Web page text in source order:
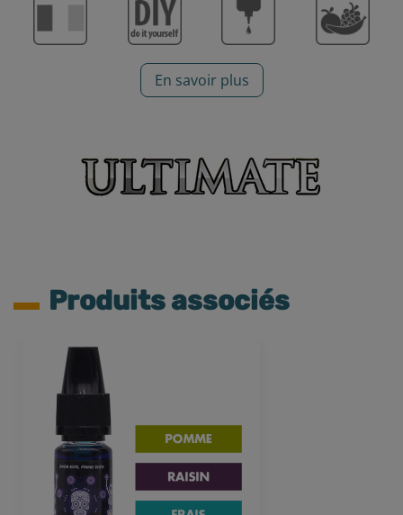
En savoir plus
Produits associés